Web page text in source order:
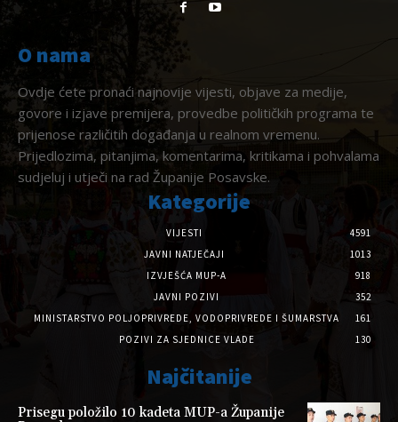
O nama
Ovdje ćete pronaći najnovije vijesti, objave za medije,
govore i izjave premijera, provedbe političkih programa te
prijenose različitih događanja u realnom vremenu.
Prijedlozima, pitanjima, komentarima, kritikama i pohvalama
sudjeluj i utječi na rad Županije Posavske.
Kategorije
VIJESTI
4591
JAVNI NATJEČAJI
1013
IZVJEŠĆA MUP-A
918
JAVNI POZIVI
352
MINISTARSTVO POLJOPRIVREDE, VODOPRIVREDE I ŠUMARSTVA
161
POZIVI ZA SJEDNICE VLADE
130
Najčitanije
Prisegu položilo 10 kadeta MUP-a Županije